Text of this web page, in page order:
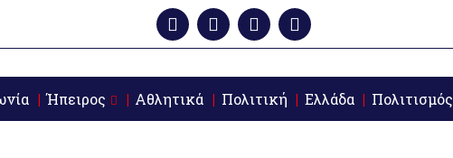
Ήπειρος Αθλητικά Πολιτική Ελλάδα Πολιτισμός